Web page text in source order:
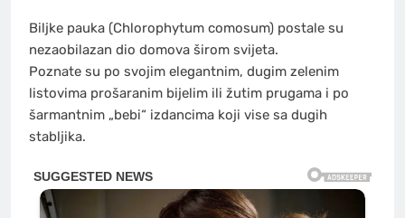
Biljke pauka (Chlorophytum comosum) postale su
nezaobilazan dio domova širom svijeta.
Poznate su po svojim elegantnim, dugim zelenim
listovima prošaranim bijelim ili žutim prugama i po
šarmantnim „bebi“ izdancima koji vise sa dugih
stabljika.